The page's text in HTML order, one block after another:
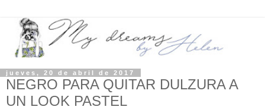
jueves, 20 de abril de 2017
NEGRO PARA QUITAR DULZURA A
UN LOOK PASTEL